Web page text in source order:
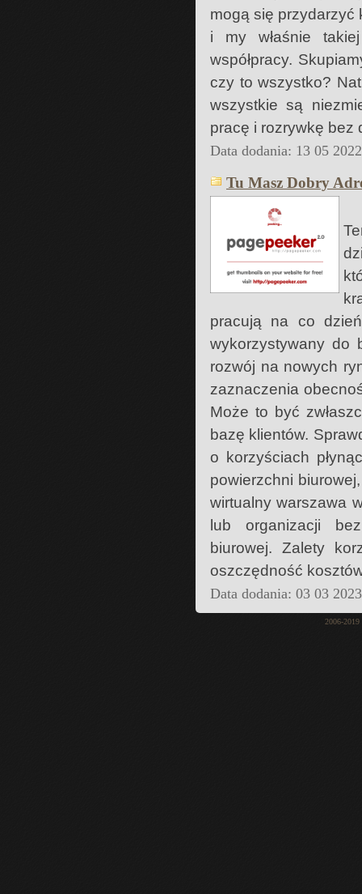
mogą się przydarzyć
i my właśnie
współpracy.
czy to wszystko?
wszystkie są
pracę i rozrywkę bez
Data dodania: 13 05
Tu Masz Dobry
pracują na co
wykorzystywany do
rozwój na nowych
zaznaczenia
Może to być
bazę klientów.
o korzyściach
powierzchni
wirtualny warszawa
lub organizacji
biurowej. Zalety
oszczędność
Data dodania: 03 03
2006-